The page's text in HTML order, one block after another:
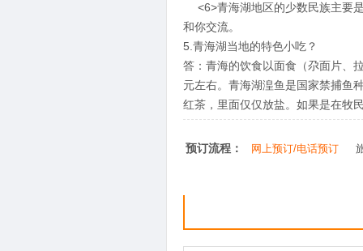
<6>青海湖地区的少数民族主要
和你交流。
5.青海湖当地的特色小吃？
答：青海的饮食以面食（尕面片、
元左右。青海湖湟鱼是国家禁捕鱼
红茶，里面仅仅放盐。如果是在牧
预订流程： 网上预订/电话预订